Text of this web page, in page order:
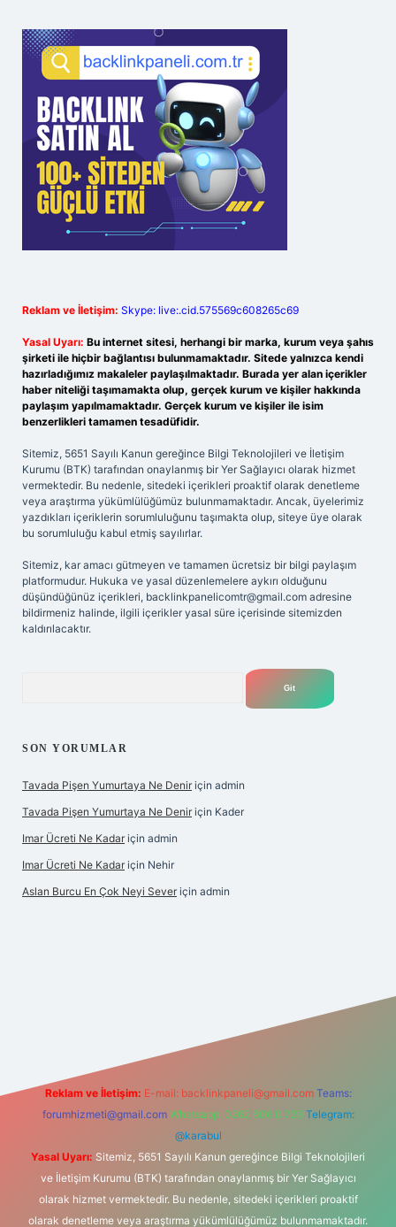
Reklam ve İletişim: Skype: live:.cid.575569c608265c69
Yasal Uyarı: Bu internet sitesi, herhangi bir marka, kurum veya şahıs
şirketi ile hiçbir bağlantısı bulunmamaktadır. Sitede yalnızca kendi
hazırladığımız makaleler paylaşılmaktadır. Burada yer alan içerikler
haber niteliği taşımamakta olup, gerçek kurum ve kişiler hakkında
paylaşım yapılmamaktadır. Gerçek kurum ve kişiler ile isim
benzerlikleri tamamen tesadüfidir.
Sitemiz, 5651 Sayılı Kanun gereğince Bilgi Teknolojileri ve İletişim
Kurumu (BTK) tarafından onaylanmış bir Yer Sağlayıcı olarak hizmet
vermektedir. Bu nedenle, sitedeki içerikleri proaktif olarak denetleme
veya araştırma yükümlülüğümüz bulunmamaktadır. Ancak, üyelerimiz
yazdıkları içeriklerin sorumluluğunu taşımakta olup, siteye üye olarak
bu sorumluluğu kabul etmiş sayılırlar.
Sitemiz, kar amacı gütmeyen ve tamamen ücretsiz bir bilgi paylaşım
platformudur. Hukuka ve yasal düzenlemelere aykırı olduğunu
düşündüğünüz içerikleri, backlinkpanelicomtr@gmail.com adresine
bildirmeniz halinde, ilgili içerikler yasal süre içerisinde sitemizden
kaldırılacaktır.
SON YORUMLAR
Tavada Pişen Yumurtaya Ne Denir için admin
Tavada Pişen Yumurtaya Ne Denir için Kader
Imar Ücreti Ne Kadar için admin
Imar Ücreti Ne Kadar için Nehir
Aslan Burcu En Çok Neyi Sever için admin
Reklam ve İletişim: E-mail: backlinkpaneli@gmail.com Teams:
forumhizmeti@gmail.com Whatsapp: 0262 606 0 726 Telegram:
@karabul
Yasal Uyarı: Sitemiz, 5651 Sayılı Kanun gereğince Bilgi Teknolojileri
ve İletişim Kurumu (BTK) tarafından onaylanmış bir Yer Sağlayıcı
olarak hizmet vermektedir. Bu nedenle, sitedeki içerikleri proaktif
olarak denetleme veya araştırma yükümlülüğümüz bulunmamaktadır.